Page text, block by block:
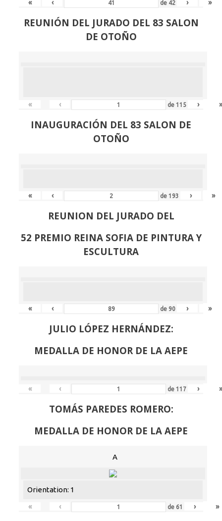
« ‹ de 42 › »
REUNIÓN DEL JURADO DEL 83 SALON
DE OTOÑO
« ‹ de115 ›
INAUGURACIÓN DEL 83 SALON DE
OTOÑO
« ‹ de193 › »
REUNION DEL JURADO DEL
52 PREMIO REINA SOFIA DE PINTURA Y
ESCULTURA
« ‹ de 90 › »
JULIO LÓPEZ HERNÁNDEZ:
MEDALLA DE HONOR DE LA AEPE
« ‹ de117 ›
TOMÁS PAREDES ROMERO:
MEDALLA DE HONOR DE LA AEPE
A
Orientation: 1
«
‹ de 61 › »